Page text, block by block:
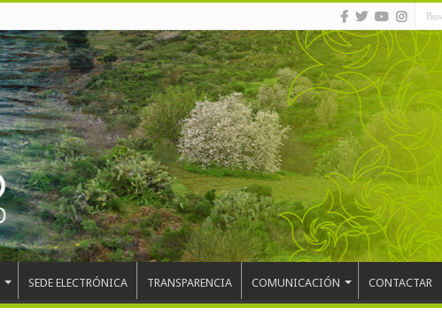
SEDE ELECTRÓNICA TRANSPARENCIA COMUNICACIÓN CONTACTAR